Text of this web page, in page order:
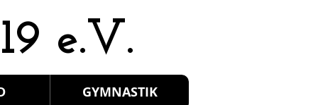
e.V.
GYMNASTIK